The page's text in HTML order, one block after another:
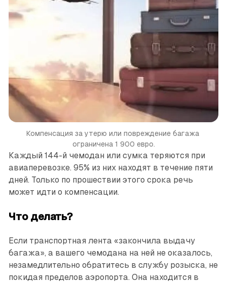
Компенсация за утерю или повреждение багажа
ограничена 1 900 евро.
Каждый 144-й чемодан или сумка теряются при
авиаперевозке. 95% из них находят в течение пяти
дней. Только по прошествии этого срока речь
может идти о компенсации.
Что делать?
Если транспортная лента «закончила выдачу
багажа», а вашего чемодана на ней не оказалось,
незамедлительно обратитесь в службу розыска, не
покидая пределов аэропорта. Она находится в